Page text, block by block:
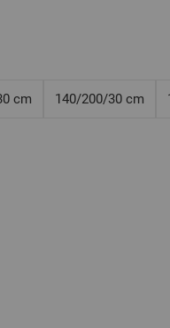
cearșaf de pat și creați
dumneavoastră:
cm
cm 140/200/30 cm